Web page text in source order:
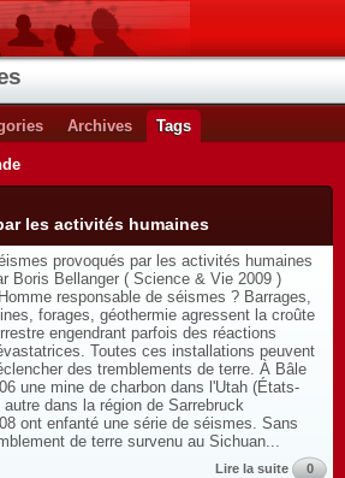
Archives Tags
les activités humaines
provoqués par les activités humaines
Boris Bellanger ( Science & Vie 2009 )
responsable de séismes ? Barrages,
forages, géothermie agressent la croûte
engendrant parfois des réactions
Toutes ces installations peuvent
des tremblements de terre. À Bâle
une mine de charbon dans l'Utah (États-
dans la région de Sarrebruck
ont enfanté une série de séismes. Sans
de terre survenu au Sichuan...
Lire la suite 0